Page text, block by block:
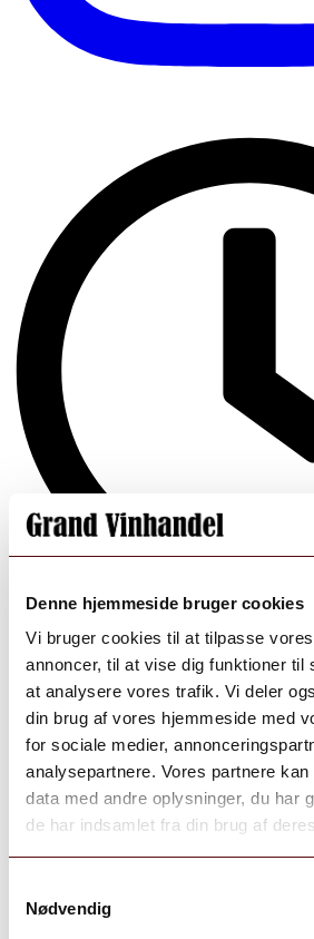
Denne hjemmeside bruger cookies
Vi bruger cookies til at tilpasse
annoncer, til at vise dig funktioner til
at analysere vores trafik. Vi deler
din brug af vores hjemmeside med
for sociale medier,
analysepartnere. Vores partnere
data med andre oplysninger, du har
de har indsamlet fra din brug af
Nødvendig
Aug 7
Open post by grand_vinhandel
18105545093331876